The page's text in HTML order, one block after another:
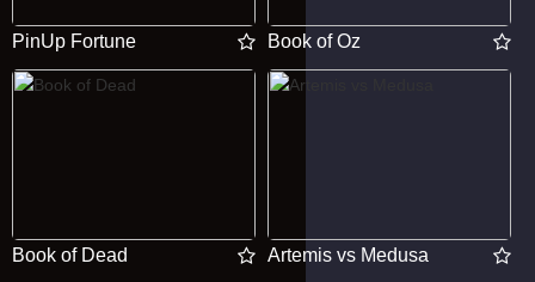
PinUp Fortune Book of Oz
Book of Dead Artemis vs Medusa